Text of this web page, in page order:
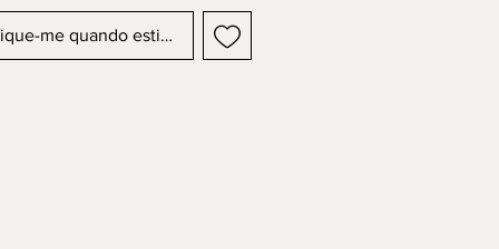
me quando estiver disponível